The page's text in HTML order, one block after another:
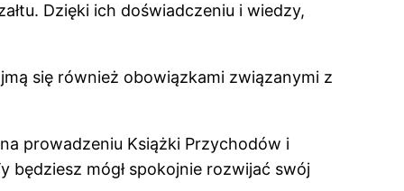
Dzięki ich doświadczeniu i wiedzy,
się również obowiązkami związanymi z
prowadzeniu Książki Przychodów i
będziesz mógł spokojnie rozwijać swój